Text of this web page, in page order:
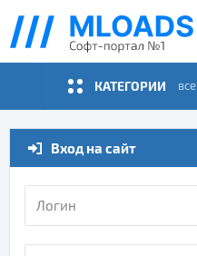
КАТЕГОРИИ все
Вход на сайт